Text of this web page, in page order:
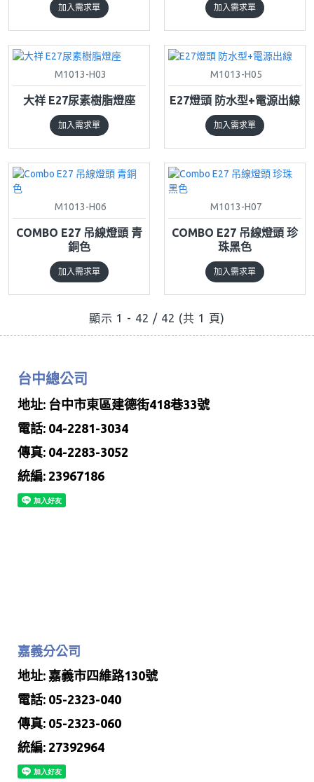
加入需求單 加入需求單
M1013-H03
大祥 E27尿素樹脂燈座
加入需求單
M1013-H05
E27燈頭 防水型+電源出線
加入需求單
M1013-H06
COMBO E27 吊線燈頭 青
銅色
加入需求單
M1013-H07
COMBO E27 吊線燈頭 珍
珠黑色
加入需求單
顯示 1 - 42 / 42 (共 1 頁)
台中總公司
地址: 台中市東區建德街418巷33號
電話: 04-2281-3034
傳真: 04-2283-3052
統編: 23967186
嘉義分公司
地址: 嘉義市四維路130號
電話: 05-2323-040
傳真: 05-2323-060
統編: 27392964